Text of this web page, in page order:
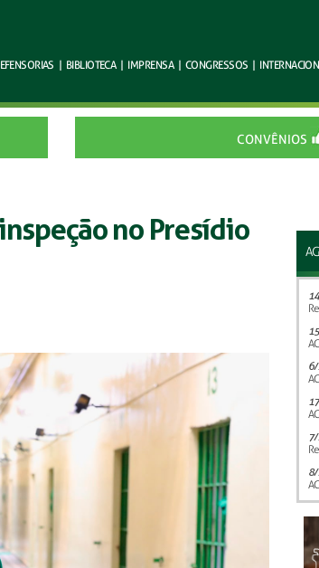
| BIBLIOTECA | IMPRENSA | CONGRESSOS |
CONVÊNIOS
no Presídio